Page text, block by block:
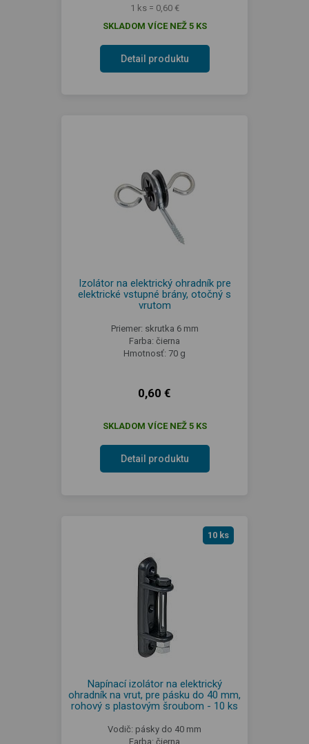
1 ks = 0,60 €
SKLADOM VÍCE NEŽ 5 KS
Detail produktu
Izolátor na elektrický ohradník pre
elektrické vstupné brány, otočný s
vrutom
Priemer: skrutka 6 mm
Farba: čierna
Hmotnosť: 70 g
0,60 €
SKLADOM VÍCE NEŽ 5 KS
Detail produktu
10 ks
Napínací izolátor na elektrický
ohradník na vrut, pre pásku do 40 mm,
rohový s plastovým šroubom - 10 ks
Vodič: pásky do 40 mm
Farba: čierna